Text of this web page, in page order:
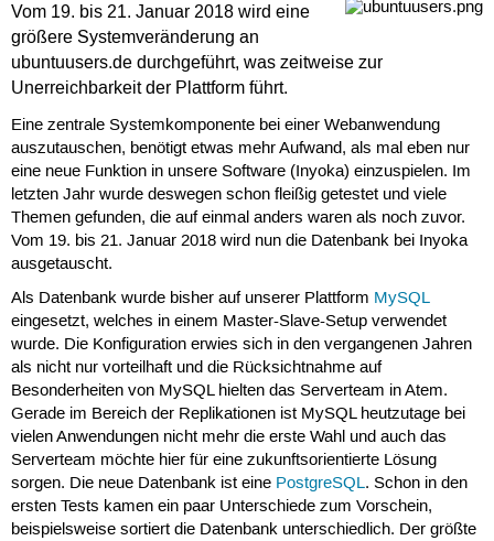
Vom 19. bis 21. Januar 2018 wird eine
größere Systemveränderung an
ubuntuusers.de durchgeführt, was zeitweise zur
Unerreichbarkeit der Plattform führt.
Eine zentrale Systemkomponente bei einer Webanwendung
auszutauschen, benötigt etwas mehr Aufwand, als mal eben nur
eine neue Funktion in unsere Software (Inyoka) einzuspielen. Im
letzten Jahr wurde deswegen schon fleißig getestet und viele
Themen gefunden, die auf einmal anders waren als noch zuvor.
Vom 19. bis 21. Januar 2018 wird nun die Datenbank bei Inyoka
ausgetauscht.
Als Datenbank wurde bisher auf unserer Plattform MySQL
eingesetzt, welches in einem Master-Slave-Setup verwendet
wurde. Die Konfiguration erwies sich in den vergangenen Jahren
als nicht nur vorteilhaft und die Rücksichtnahme auf
Besonderheiten von MySQL hielten das Serverteam in Atem.
Gerade im Bereich der Replikationen ist MySQL heutzutage bei
vielen Anwendungen nicht mehr die erste Wahl und auch das
Serverteam möchte hier für eine zukunftsorientierte Lösung
sorgen. Die neue Datenbank ist eine PostgreSQL. Schon in den
ersten Tests kamen ein paar Unterschiede zum Vorschein,
beispielsweise sortiert die Datenbank unterschiedlich. Der größte